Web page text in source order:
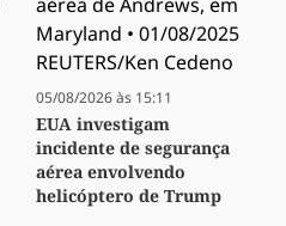
05/08/2026 às 15:11
EUA investigam
incidente de segurança
aérea envolvendo
helicóptero de Trump